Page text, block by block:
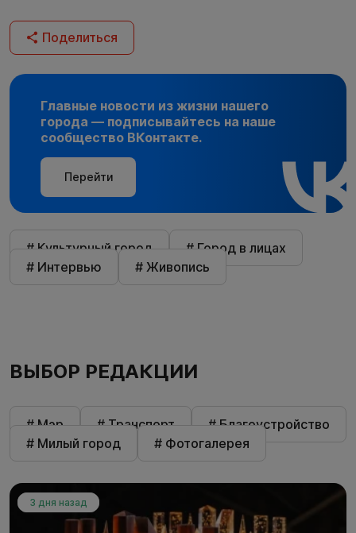
Поделиться
Главные новости из жизни нашего
города — подписывайтесь на наше
сообщество ВКонтакте.
Перейти
# Культурный город
# Город в лицах
# Интервью
# Живопись
ВЫБОР РЕДАКЦИИ
# Мэр # Транспорт
# Благоустройство
# Милый город
# Фотогалерея
3 дня назад